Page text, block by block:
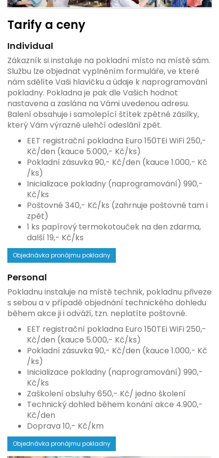
Tarify a ceny
Individual
Zákazník si instaluje na pokladní místo na místě sám.
Službu lze objednat vyplněním formuláře, ve které
nám sdělíte Vaši hlavičku a údaje k naprogramování
pokladny. Pokladna je pak dle Vašich hodnot
nastavena a zaslána na Vámi uvedenou adresu.
Balení obsahuje i samolepící štítek zpětné zásilky,
který Vám výrazně ulehčí odeslání zpět.
EET registrační pokladna Euro 150TEi WiFi 250,-
Kč/den (kauce 5.000,- Kč/ks)
Pokladní zásuvka 90,- Kč/den (kauce 1.000,- Kč
/ks)
Inicializace pokladny (naprogramování) 990,-
Kč/ks
Poštovné 340,- Kč/ks (zahrnuje poštovné tam i
zpět)
1 ks papírový termokotouček na den zdarma,
další 19,- Kč/ks
Objednávka pronájmu pokladny
Personal
Pokladnu instaluje na místě technik, pokladnu přiveze
s sebou a v případě objednání technického dohledu
během akce ji i odváží, tzn. neplatíte poštovné.
EET registrační pokladna Euro 150TEi WiFi 250,-
Kč/den (kauce 5.000,- Kč/ks)
Pokladní zásuvka 90,- Kč/den (kauce 1.000,- Kč
/ks)
Inicializace pokladny (naprogramování) 990,-
Kč/ks
Zaškolení obsluhy 650,- Kč/ jedno školení
Technický dohled během konání akce 4.900,-
Kč/den
Doprava 10,- Kč/km
Objednávka pronájmu pokladny